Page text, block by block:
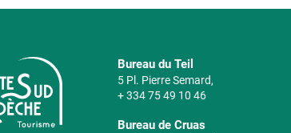
Bureau du Teil
5 Pl. Pierre Semard,
+ 334 75 49 10 46
Bureau de Cruas